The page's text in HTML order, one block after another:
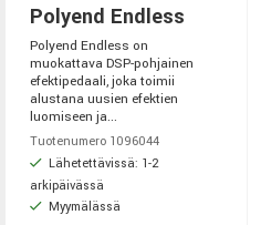
Polyend Endless
Polyend Endless on
muokattava DSP-pohjainen
efektipedaali, joka toimii
alustana uusien efektien
luomiseen ja...
Tuotenumero 1096044
Lähetettävissä: 1-2
arkipäivässä
Myymälässä